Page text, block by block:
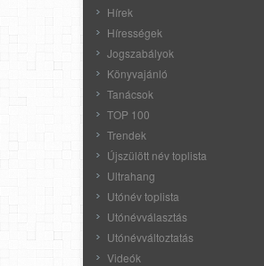
Hírek
Hírességek
Jogszabályok
Könyvajánló
Tanácsok
TOP 100
Trendek
Újszülött név toplista
Ultrahang
Utónév toplista
Utónévválasztás
Utónévváltoztatás
Videók